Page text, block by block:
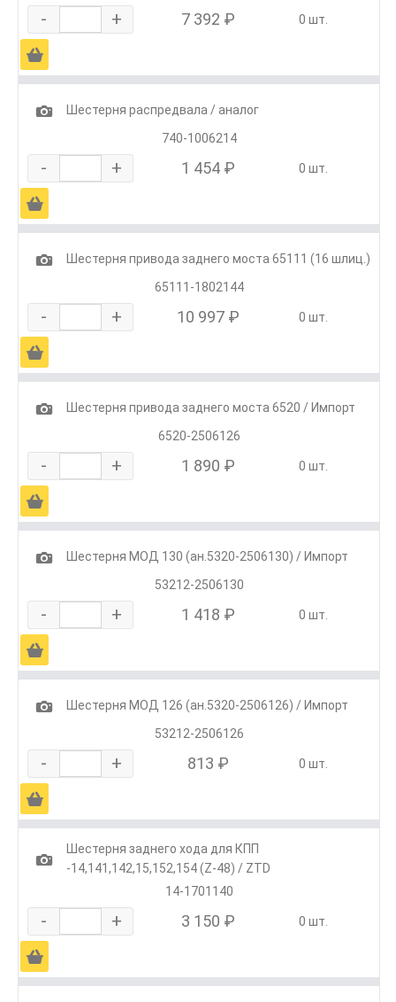
- + 7 392 ₽ 0 шт.
Ä
1
Шестерня распредвала / аналог
740-1006214
- + 1 454 ₽ 0 шт.
Ä
1
Шестерня привода заднего моста 65111 (16 шлиц.)
65111-1802144
- + 10 997 ₽ 0 шт.
Ä
1
Шестерня привода заднего моста 6520 / Импорт
6520-2506126
- + 1 890 ₽ 0 шт.
Ä
1
Шестерня МОД 130 (ан.5320-2506130) / Импорт
53212-2506130
- + 1 418 ₽ 0 шт.
Ä
1
Шестерня МОД 126 (ан.5320-2506126) / Импорт
53212-2506126
- + 813 ₽ 0 шт.
Ä
1
Шестерня заднего хода для КПП
-14,141,142,15,152,154 (Z-48) / ZTD
14-1701140
- + 3 150 ₽ 0 шт.
Ä